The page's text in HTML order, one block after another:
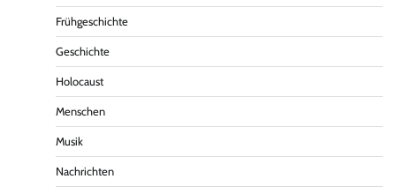
Frühgeschichte
Geschichte
Holocaust
Menschen
Musik
Nachrichten